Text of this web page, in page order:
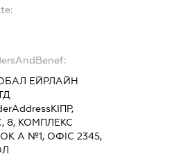
ЕЙРЛАЙН
КІПР,
8, КОМПЛЕКС
А №1, ОФІС 2345,